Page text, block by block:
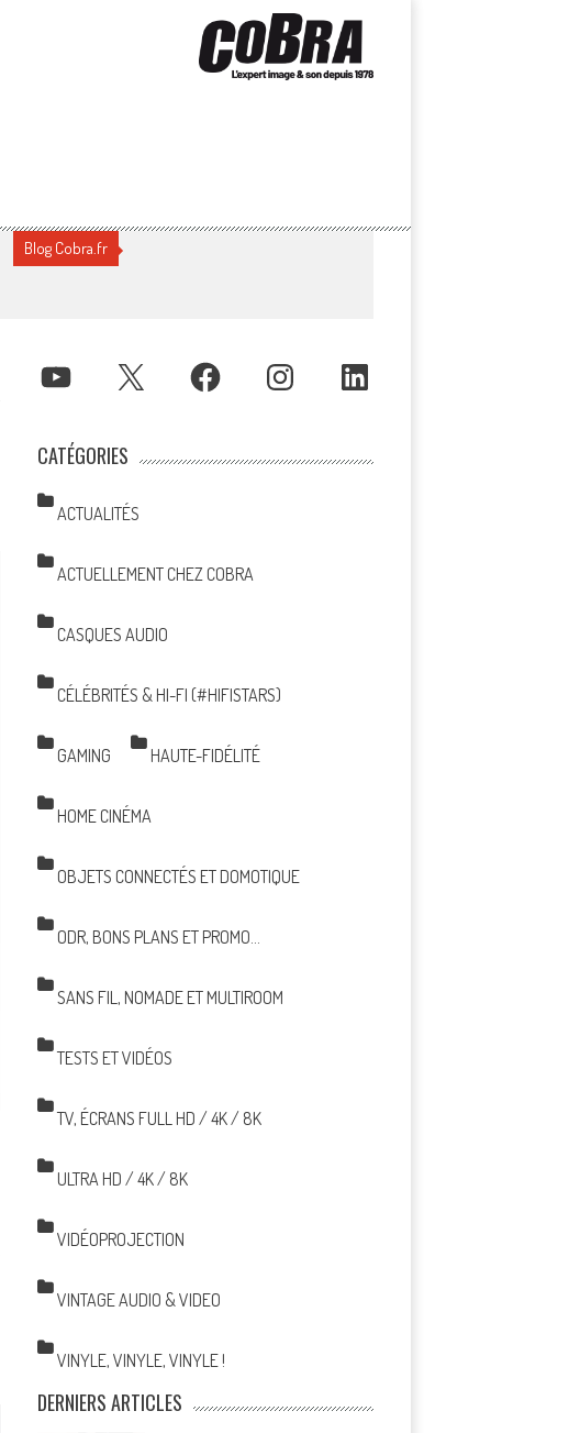
Blog Cobra.fr
YOUTUBE X FACEBOOK INSTAGRAM LINKEDIN
CATÉGORIES
ACTUALITÉS
ACTUELLEMENT CHEZ COBRA
CASQUES AUDIO
CÉLÉBRITÉS & HI-FI (#HIFISTARS)
GAMING HAUTE-FIDÉLITÉ
HOME CINÉMA
OBJETS CONNECTÉS ET DOMOTIQUE
ODR, BONS PLANS ET PROMO…
SANS FIL, NOMADE ET MULTIROOM
TESTS ET VIDÉOS
TV, ÉCRANS FULL HD / 4K / 8K
ULTRA HD / 4K / 8K
VIDÉOPROJECTION
VINTAGE AUDIO & VIDEO
VINYLE, VINYLE, VINYLE !
DERNIERS ARTICLES